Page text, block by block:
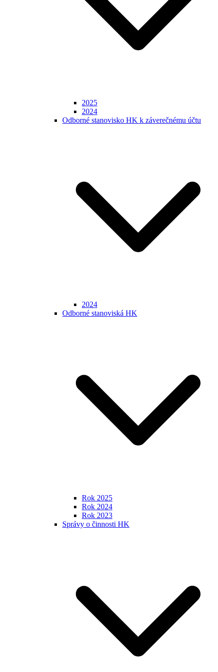
2025
2024
Odborné stanovisko HK k záverečnému účtu
2024
Odborné stanoviská HK
Rok 2025
Rok 2024
Rok 2023
Správy o činnosti HK